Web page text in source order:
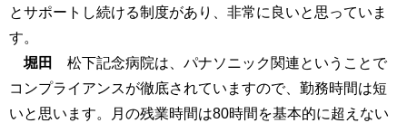
とサポートし続ける制度があり、非常に良いと思っていま
す。
堀田
松下記念病院は、パナソニック関連ということで
コンプライアンスが徹底されていますので、勤務時間は短
いと思います。月の残業時間は80時間を基本的に超えない